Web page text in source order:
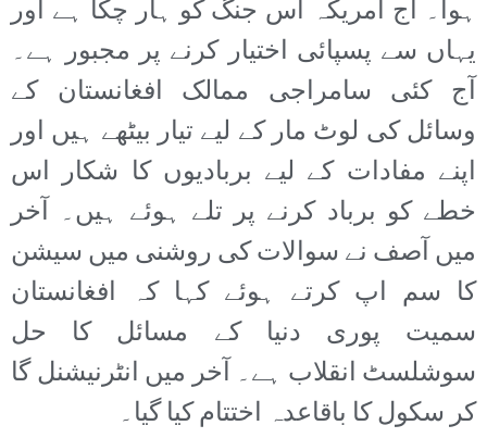
ہوا۔ آج امریکہ اس جنگ کو ہار چکا ہے اور
یہاں سے پسپائی اختیار کرنے پر مجبور ہے۔
آج کئی سامراجی ممالک افغانستان کے
وسائل کی لوٹ مار کے لیے تیار بیٹھے ہیں اور
اپنے مفادات کے لیے بربادیوں کا شکار اس
خطے کو برباد کرنے پر تلے ہوئے ہیں۔ آخر
میں آصف نے سوالات کی روشنی میں سیشن
کا سم اپ کرتے ہوئے کہا کہ افغانستان
سمیت پوری دنیا کے مسائل کا حل
سوشلسٹ انقلاب ہے۔ آخر میں انٹرنیشنل گا
کر سکول کا باقاعدہ اختتام کیا گیا۔